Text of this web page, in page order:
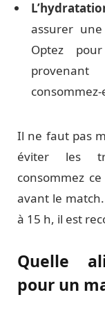
assurer
Optez
Il ne faut pas
éviter les
consommez
avant le
à 15 h, il est
Quelle
pour un